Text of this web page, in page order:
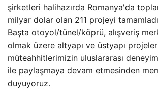
şirketleri halihazırda Romanya'da
milyar dolar olan 211 projeyi
Başta otoyol/tünel/köprü, alışveriş
olmak üzere altyapı ve üstyapı
müteahhitlerimizin uluslararası
ile paylaşmaya devam etmesinden
duyuyoruz.